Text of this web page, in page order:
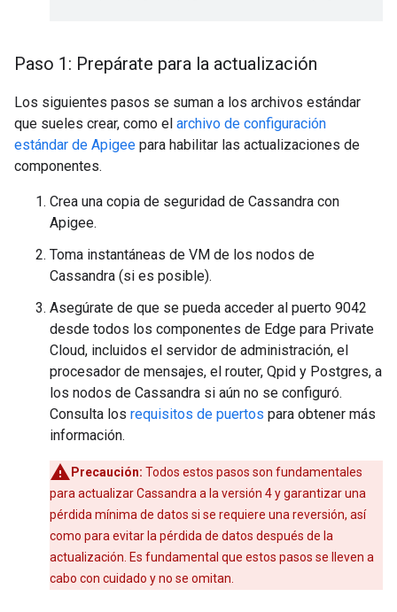
Paso 1: Prepárate para la actualización
Los siguientes pasos se suman a los archivos estándar
que sueles crear, como el archivo de configuración
estándar de Apigee para habilitar las actualizaciones de
componentes.
Crea una copia de seguridad de Cassandra con
Apigee.
Toma instantáneas de VM de los nodos de
Cassandra (si es posible).
Asegúrate de que se pueda acceder al puerto 9042
desde todos los componentes de Edge para Private
Cloud, incluidos el servidor de administración, el
procesador de mensajes, el router, Qpid y Postgres, a
los nodos de Cassandra si aún no se configuró.
Consulta los requisitos de puertos para obtener más
información.
Precaución: Todos estos pasos son fundamentales
para actualizar Cassandra a la versión 4 y garantizar una
pérdida mínima de datos si se requiere una reversión, así
como para evitar la pérdida de datos después de la
actualización. Es fundamental que estos pasos se lleven a
cabo con cuidado y no se omitan.